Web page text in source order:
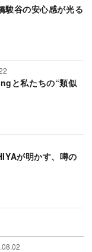
駿谷の安心感が光る
と私たちの“類似
が明かす、噂の